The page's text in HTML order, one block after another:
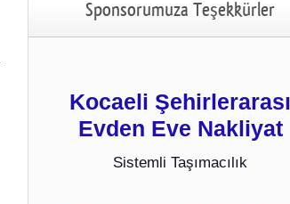
Sponsorumuza Teşekkürler
Kocaeli Şehirlerarası
Evden Eve Nakliyat
Sistemli Taşımacılık